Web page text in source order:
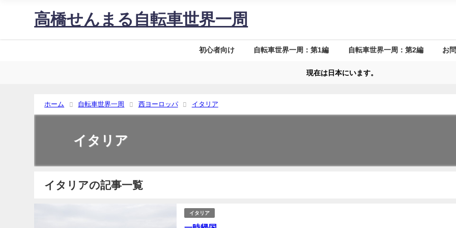
高橋せんまる自転車世界一周
初心者向け 自転車世界一周：第1編 自転車世界一周：第2編 お
現在は日本にいます。
ホーム 自転車世界一周 西ヨーロッパ イタリア
イタリア
イタリアの記事一覧
イタリア